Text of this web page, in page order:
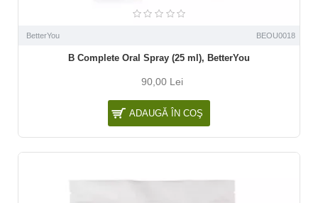
BetterYou BEOU0018
B Complete Oral Spray (25 ml), BetterYou
90,00 Lei
ADAUGĂ ÎN COŞ